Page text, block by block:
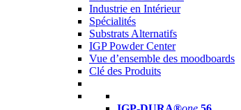
Industrie en Intérieur
Spécialités
Substrats Alternatifs
IGP Powder Center
Vue d’ensemble des moodboards
Clé des Produits